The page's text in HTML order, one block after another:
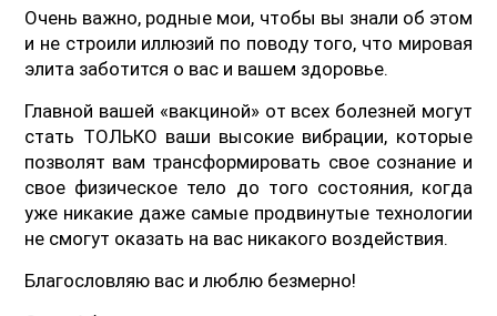
Очень важно, родные мои, чтобы вы знали об этом
и не строили иллюзий по поводу того, что мировая
элита заботится о вас и вашем здоровье.
Главной вашей «вакциной» от всех болезней могут
стать ТОЛЬКО ваши высокие вибрации, которые
позволят вам трансформировать свое сознание и
свое физическое тело до того состояния, когда
уже никакие даже самые продвинутые технологии
не смогут оказать на вас никакого воздействия.
Благословляю вас и люблю безмерно!